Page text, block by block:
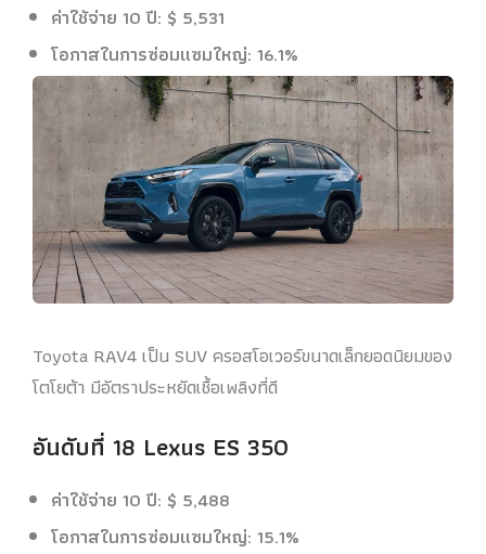
ค่าใช้จ่าย 10 ปี: $ 5,531
โอกาสในการซ่อมแซมใหญ่: 16.1%
Toyota RAV4 เป็น SUV ครอสโอเวอร์ขนาดเล็กยอดนิยมของ
โตโยต้า มีอัตราประหยัดเชื้อเพลิงที่ดี
อันดับที่ 18 Lexus ES 350
ค่าใช้จ่าย 10 ปี: $ 5,488
โอกาสในการซ่อมแซมใหญ่: 15.1%